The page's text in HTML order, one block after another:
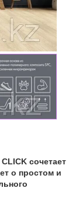
сочетает
о простом и